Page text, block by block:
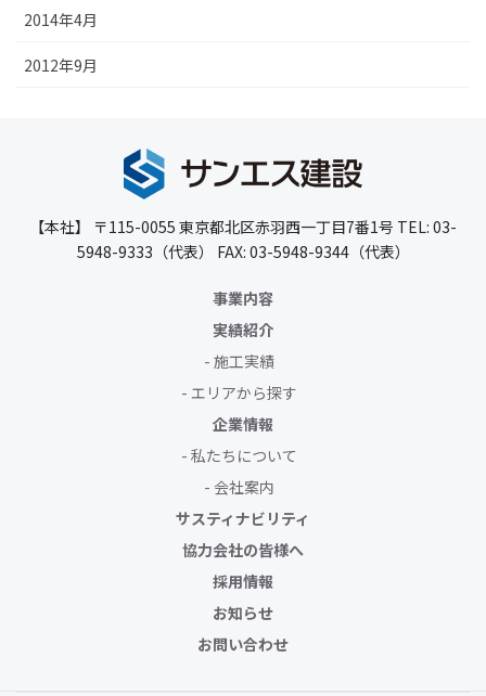
2014年4月
2012年9月
【本社】 〒115-0055 東京都北区赤羽西一丁目7番1号 TEL: 03-
5948-9333（代表）
FAX: 03-5948-9344（代表）
事業内容
実績紹介
施工実績
エリアから探す
企業情報
私たちについて
会社案内
サスティナビリティ
協力会社の皆様へ
採用情報
お知らせ
お問い合わせ